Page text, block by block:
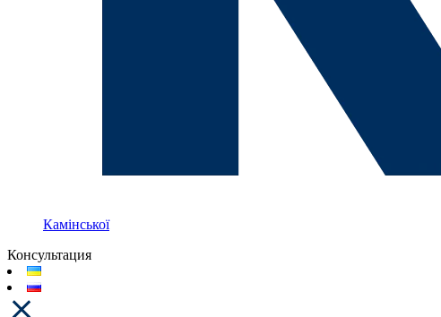
Камінської
Консультация